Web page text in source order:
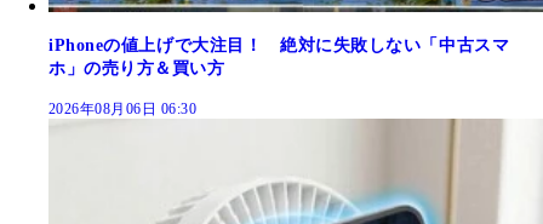
iPhoneの値上げで大注目！ 絶対に失敗しない「中古スマ
ホ」の売り方＆買い方
2026年08月06日 06:30